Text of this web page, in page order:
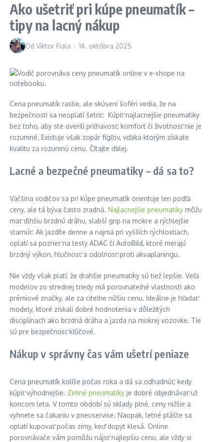
Ako ušetriť pri kúpe pneumatík –
tipy na lacný nákup
Od Viktor Fiala 14. októbra 2025
Cena pneumatík rastie, ale skúsení šoféri vedia, že na
bezpečnosti sa neoplatí šetriť. Kúpiť najlacnejšie pneumatiky
bez toho, aby ste overili priľnavosť, komfort či životnosť nie je
rozumné. Existuje však zopár fígľov, vďaka ktorým získate
kvalitu za rozumnú cenu. Čítajte ďalej.
Lacné a bezpečné pneumatiky – dá sa to?
Väčšina vodičov sa pri kúpe pneumatík orientuje len podľa
ceny, ale tá býva často zradná. Najlacnejšie pneumatiky môžu
mať dlhšiu brzdnú dráhu, slabší grip na mokre a rýchlejšie
starnúť. Ak jazdíte denne a najmä pri vyšších rýchlostiach,
oplatí sa pozrieť na testy ADAC či AutoBild, ktoré merajú
brzdný výkon, hlučnosť a odolnosť proti akvaplaningu.
Nie vždy však platí, že drahšie pneumatiky sú tiež lepšie. Veľa
modelov zo strednej triedy má porovnateľné vlastnosti ako
prémiové značky, ale za citeľne nižšiu cenu. Ideálne je hľadať
modely, ktoré získali dobré hodnotenia v dôležitých
disciplínach ako brzdná dráha a jazda na mokrej vozovke. Tie
sú pre bezpečnosť kľúčové.
Nákup v správny čas vám ušetrí peniaze
Cena pneumatík kolíše počas roka a dá sa odhadnúť, kedy
kúpiť výhodnejšie. Zimné pneumatiky je dobré objednávať už
koncom leta. V tomto období sú sklady plné, ceny nižšie a
vyhnete sa čakaniu v pneuservise. Naopak, letné plášte sa
oplatí kupovať počas zimy, keď dopyt klesá. Online
porovnávače vám pomôžu nájsť najlepšiu cenu, ale vždy si